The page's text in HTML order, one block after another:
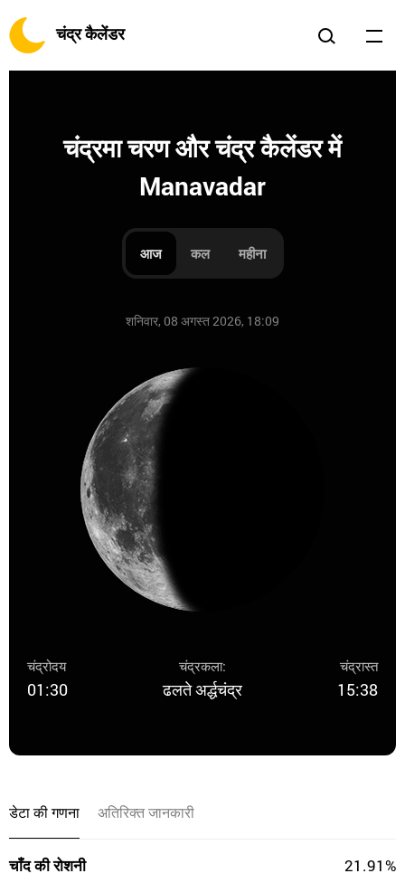
चंद्र कैलेंडर
चंद्रमा चरण और चंद्र कैलेंडर में
Manavadar
आज कल महीना
शनिवार, 08 अगस्त 2026, 18:09
चंद्रोदय
01:30
चंद्रकला:
ढलते अर्द्धचंद्र
चंद्रास्त
15:38
डेटा की गणना अतिरिक्त जानकारी
चाँद की रोशनी
21.91%